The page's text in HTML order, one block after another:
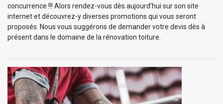
concurrence !!! Alors rendez-vous dès aujourd’hui sur son site
internet et découvrez-y diverses promotions qui vous seront
proposés. Nous vous suggérons de demander votre devis dès à
présent dans le domaine de la rénovation toiture.